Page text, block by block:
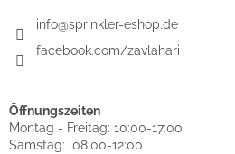
info@sprinkler-eshop.de
facebook.com/zavlahari
Öffnungszeiten
Montag - Freitag: 10:00-17:00
Samstag: 08:00-12:00